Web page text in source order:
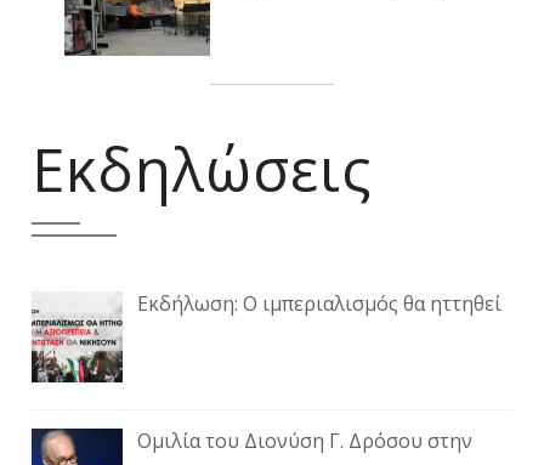
Εκδηλώσεις
Εκδήλωση: Ο ιμπεριαλισμός θα ηττηθεί
Ομιλία του Διονύση Γ. Δρόσου στην